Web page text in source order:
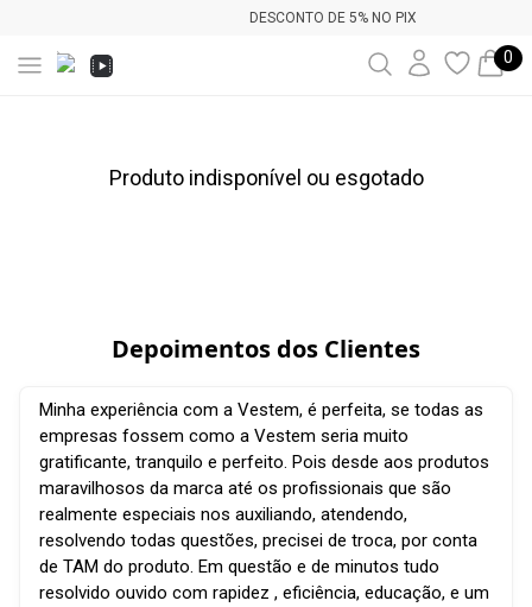
DESCONTO DE 5% NO PIX
0
Produto indisponível ou esgotado
Depoimentos dos Clientes
Minha experiência com a Vestem, é perfeita, se todas as
empresas fossem como a Vestem seria muito
gratificante, tranquilo e perfeito. Pois desde aos produtos
maravilhosos da marca até os profissionais que são
realmente especiais nos auxiliando, atendendo,
resolvendo todas questões, precisei de troca, por conta
de TAM do produto. Em questão e de minutos tudo
resolvido ouvido com rapidez , eficiência, educação, e um